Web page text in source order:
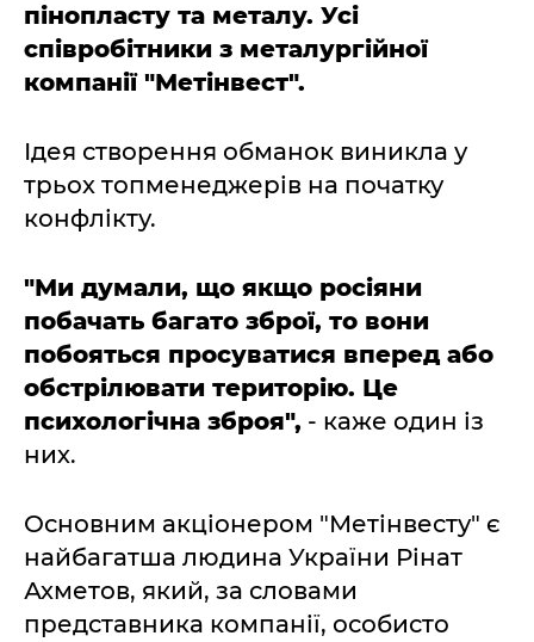
пінопласту та металу. Усі
співробітники з металургійної
компанії "Метінвест".
Ідея створення обманок виникла у
трьох топменеджерів на початку
конфлікту.
"Ми думали, що якщо росіяни
побачать багато зброї, то вони
побояться просуватися вперед або
обстрілювати територію. Це
психологічна зброя", - каже один із
них.
Основним акціонером "Метінвесту" є
найбагатша людина України Рінат
Ахметов, який, за словами
представника компанії, особисто